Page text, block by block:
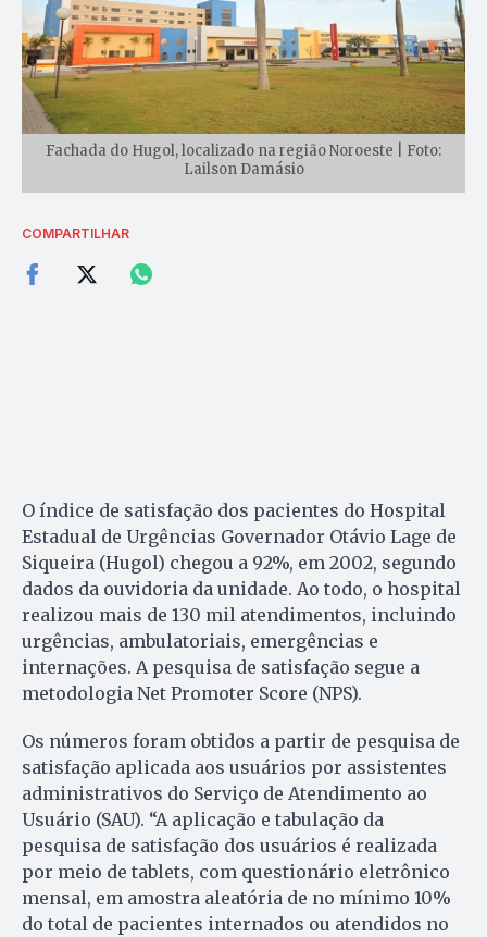
Fachada do Hugol, localizado na região Noroeste | Foto:
Lailson Damásio
COMPARTILHAR
O índice de satisfação dos pacientes do Hospital
Estadual de Urgências Governador Otávio Lage de
Siqueira (Hugol) chegou a 92%, em 2002, segundo
dados da ouvidoria da unidade. Ao todo, o hospital
realizou mais de 130 mil atendimentos, incluindo
urgências, ambulatoriais, emergências e
internações. A pesquisa de satisfação segue a
metodologia Net Promoter Score (NPS).
Os números foram obtidos a partir de pesquisa de
satisfação aplicada aos usuários por assistentes
administrativos do Serviço de Atendimento ao
Usuário (SAU). “A aplicação e tabulação da
pesquisa de satisfação dos usuários é realizada
por meio de tablets, com questionário eletrônico
mensal, em amostra aleatória de no mínimo 10%
do total de pacientes internados ou atendidos no